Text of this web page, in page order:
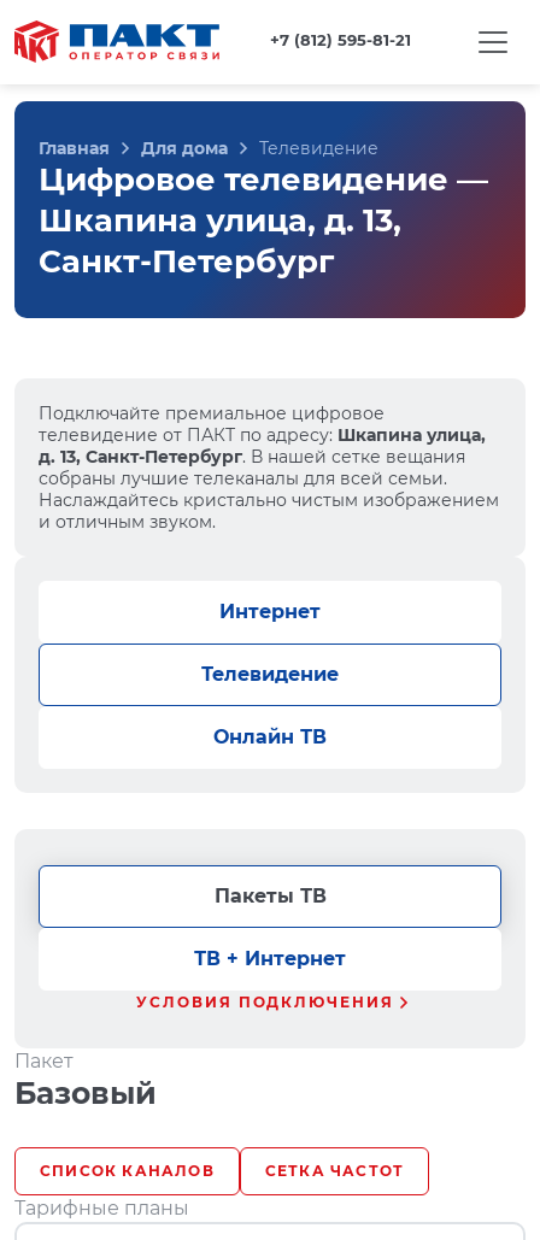
+7 (812) 595-81-21
Главная Для дома Телевидение
Цифровое телевидение —
Шкапина улица, д. 13,
Санкт-Петербург
Подключайте премиальное цифровое
телевидение от ПАКТ по адресу: Шкапина улица,
д. 13, Санкт-Петербург. В нашей сетке вещания
собраны лучшие телеканалы для всей семьи.
Наслаждайтесь кристально чистым изображением
и отличным звуком.
Интернет
Телевидение
Онлайн ТВ
Пакеты ТВ
ТВ + Интернет
УСЛОВИЯ ПОДКЛЮЧЕНИЯ
Пакет
Базовый
СПИСОК КАНАЛОВ СЕТКА ЧАСТОТ
Тарифные планы